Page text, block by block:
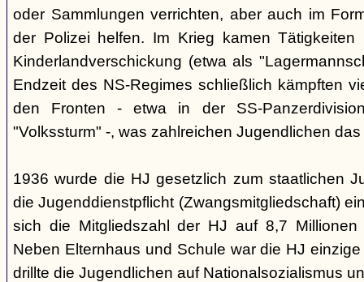
oder Sammlungen verrichten, aber auch im
der Polizei helfen. Im Krieg kamen
Kinderlandverschickung (etwa als
Endzeit des NS-Regimes schließlich kämpften
den Fronten - etwa in der SS-
"Volkssturm" -, was zahlreichen Jugendlichen
1936 wurde die HJ gesetzlich zum staatlichen
die Jugenddienstpflicht (Zwangsmitgliedschaft)
sich die Mitgliedszahl der HJ auf 8,7 Millionen
Neben Elternhaus und Schule war die HJ
drillte die Jugendlichen auf Nationalsozialismus